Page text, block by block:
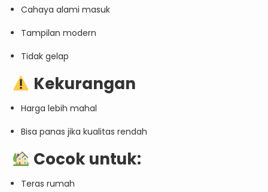
Cahaya alami masuk
Tampilan modern
Tidak gelap
Kekurangan
Harga lebih mahal
Bisa panas jika kualitas rendah
Cocok untuk:
Teras rumah